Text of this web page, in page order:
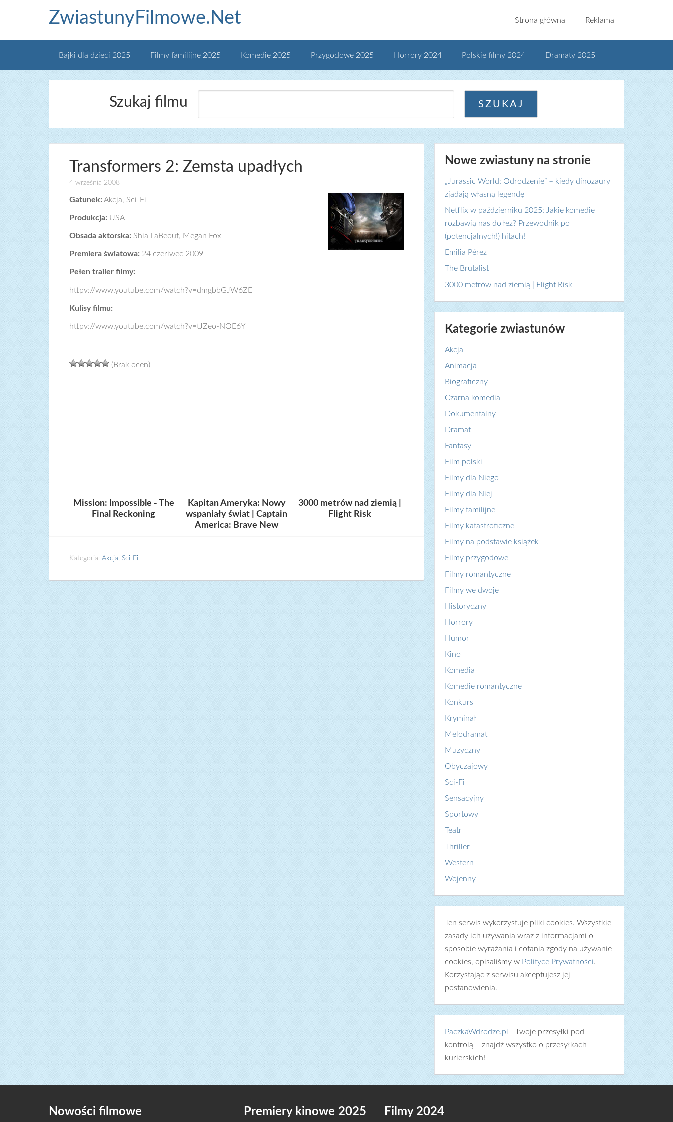
ZwiastunyFilmowe.Net Strona główna Reklama
Bajki dla dzieci 2025 Filmy familijne 2025 Komedie 2025 Przygodowe 2025 Horrory 2024 Polskie filmy 2024 Dramaty 2025
Szukaj filmu
Transformers 2: Zemsta upadłych
4 września 2008
Gatunek: Akcja, Sci-Fi
Produkcja: USA
Obsada aktorska: Shia LaBeouf, Megan Fox
Premiera światowa: 24 czeriwec 2009
Pełen trailer filmy:
httpv://www.youtube.com/watch?v=dmgbbGJW6ZE
Kulisy filmu:
httpv://www.youtube.com/watch?v=tJZeo-NOE6Y
(Brak ocen)
Mission: Impossible - The
Final Reckoning
Kapitan Ameryka: Nowy
wspaniały świat | Captain
America: Brave New
3000 metrów nad ziemią |
Flight Risk
Kategoria: Akcja, Sci-Fi
Nowe zwiastuny na stronie
„Jurassic World: Odrodzenie” – kiedy dinozaury
zjadają własną legendę
Netflix w październiku 2025: Jakie komedie
rozbawią nas do łez? Przewodnik po
(potencjalnych!) hitach!
Emilia Pérez
The Brutalist
3000 metrów nad ziemią | Flight Risk
Kategorie zwiastunów
Akcja
Animacja
Biograficzny
Czarna komedia
Dokumentalny
Dramat
Fantasy
Film polski
Filmy dla Niego
Filmy dla Niej
Filmy familijne
Filmy katastroficzne
Filmy na podstawie książek
Filmy przygodowe
Filmy romantyczne
Filmy we dwoje
Historyczny
Horrory
Humor
Kino
Komedia
Komedie romantyczne
Konkurs
Kryminał
Melodramat
Muzyczny
Obyczajowy
Sci-Fi
Sensacyjny
Sportowy
Teatr
Thriller
Western
Wojenny
Ten serwis wykorzystuje pliki cookies. Wszystkie
zasady ich używania wraz z informacjami o
sposobie wyrażania i cofania zgody na używanie
cookies, opisaliśmy w Polityce Prywatności.
Korzystając z serwisu akceptujesz jej
postanowienia.
PaczkaWdrodze.pl
- Twoje przesyłki pod
kontrolą – znajdź wszystko o przesyłkach
kurierskich!
Nowości filmowe Premiery kinowe 2025 Filmy 2024